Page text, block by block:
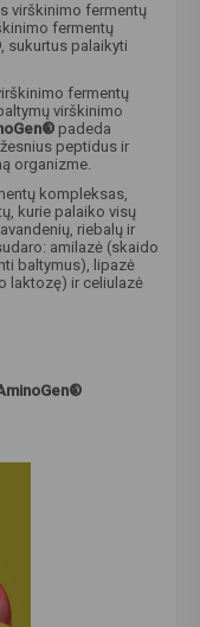
virškinimo fermentų
fermentų
, sukurtus palaikyti
fermentų
virškinimo
padeda
peptidus ir
organizme.
kompleksas,
kurie palaiko visų
riebalų ir
amilazė (skaido
baltymus), lipazė
laktozę) ir celiulazė